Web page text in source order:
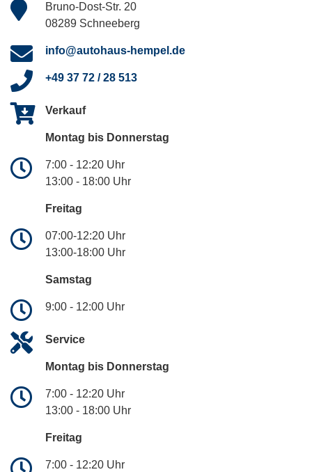
Bruno-Dost-Str. 20
08289 Schneeberg
info@autohaus-hempel.de
+49 37 72 / 28 513
Verkauf
Montag bis Donnerstag
7:00 - 12:20 Uhr
13:00 - 18:00 Uhr
Freitag
07:00-12:20 Uhr
13:00-18:00 Uhr
Samstag
9:00 - 12:00 Uhr
Service
Montag bis Donnerstag
7:00 - 12:20 Uhr
13:00 - 18:00 Uhr
Freitag
7:00 - 12:20 Uhr